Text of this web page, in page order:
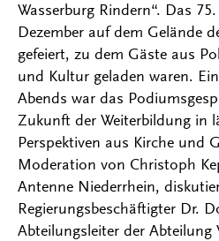
Wasserburg Rindern“. Das
Dezember auf dem Gelände
gefeiert, zu dem Gäste aus
und Kultur geladen waren.
Abends war das
Zukunft der Weiterbildung in
Perspektiven aus Kirche und
Moderation von Christoph
Antenne Niederrhein,
Regierungsbeschäftigter Dr.
Abteilungsleiter der Abteilung